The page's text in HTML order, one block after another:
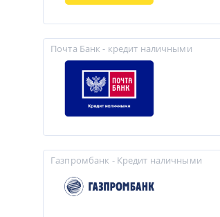
Почта Банк - кредит наличными
Газпромбанк - Кредит наличными